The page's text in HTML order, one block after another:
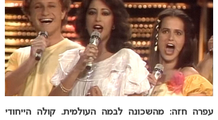
עפרה חזה: מהשכונה לבמה העולמית. קולה הייחודי